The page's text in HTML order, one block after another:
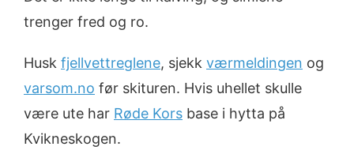
trenger fred og ro.
Husk fjellvettreglene, sjekk værmeldingen og
varsom.no før skituren. Hvis uhellet skulle
være ute har Røde Kors base i hytta på
Kvikneskogen.